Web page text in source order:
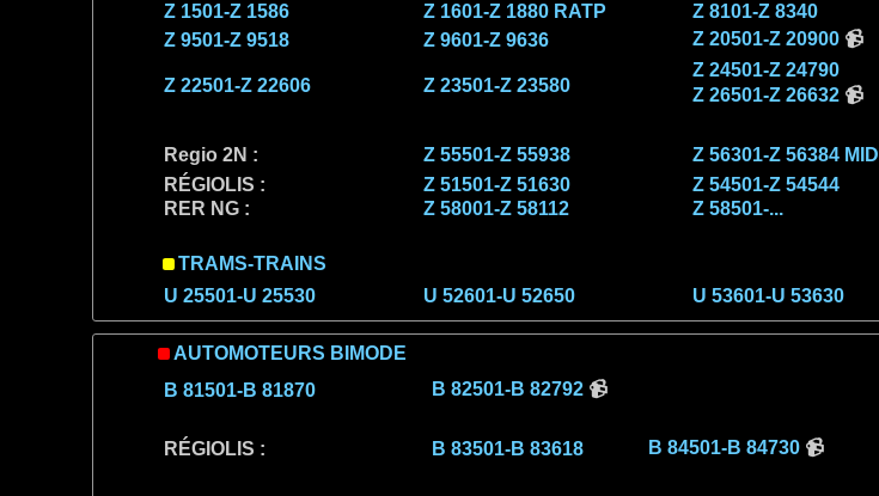
Z 1501-Z 1586
Z 1601-Z 1880 RATP Z 8101-Z 8340
Z 9501-Z 9518
Z 9601-Z 9636 Z 20501-Z 20900📹
Z 22501-Z 22606 Z 23501-Z 23580
Z 24501-Z 24790
Z 26501-Z 26632📹
Regio 2N : Z 55501-Z 55938 Z 56301-Z 56384 MIDI
RÉGIOLIS :
Z 51501-Z 51630
Z 54501-Z 54544
RER NG :
Z 58001-Z 58112 Z 58501-...
TRAMS-TRAINS
U 25501-U 25530
U 52601-U 52650 U 53601-U 53630
AUTOMOTEURS BIMODE
B 81501-B 81870
B 82501-B 82792📹
RÉGIOLIS : B 83501-B 83618 B 84501-B 84730📹